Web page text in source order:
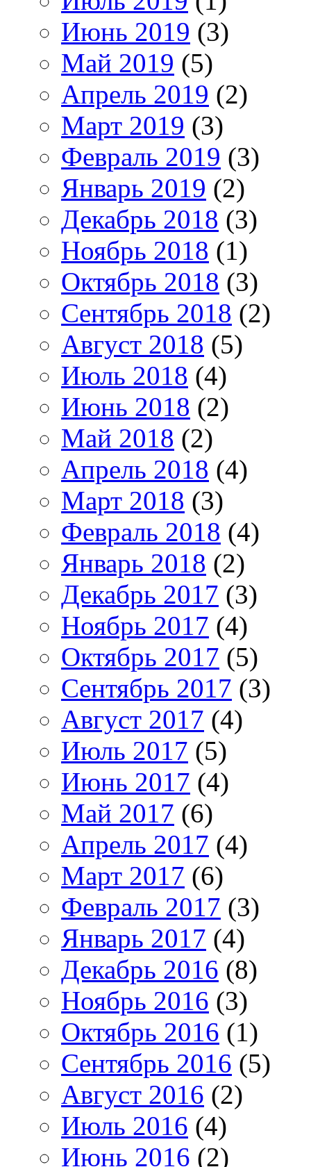
Июнь 2019 (3)
Май 2019 (5)
Апрель 2019 (2)
Март 2019 (3)
Февраль 2019 (3)
Январь 2019 (2)
Декабрь 2018 (3)
Ноябрь 2018 (1)
Октябрь 2018 (3)
Сентябрь 2018 (2)
Август 2018 (5)
Июль 2018 (4)
Июнь 2018 (2)
Май 2018 (2)
Апрель 2018 (4)
Март 2018 (3)
Февраль 2018 (4)
Январь 2018 (2)
Декабрь 2017 (3)
Ноябрь 2017 (4)
Октябрь 2017 (5)
Сентябрь 2017 (3)
Август 2017 (4)
Июль 2017 (5)
Июнь 2017 (4)
Май 2017 (6)
Апрель 2017 (4)
Март 2017 (6)
Февраль 2017 (3)
Январь 2017 (4)
Декабрь 2016 (8)
Ноябрь 2016 (3)
Октябрь 2016 (1)
Сентябрь 2016 (5)
Август 2016 (2)
Июль 2016 (4)
Июнь 2016 (2)